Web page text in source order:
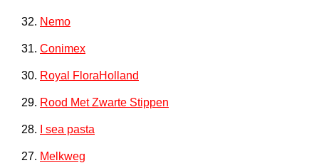
32. Nemo
31. Conimex
30. Royal FloraHolland
29. Rood Met Zwarte Stippen
28. I sea pasta
27. Melkweg